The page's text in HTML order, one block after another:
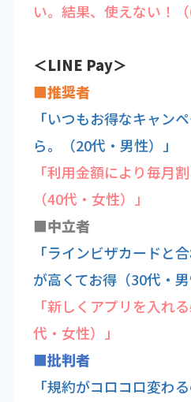
い。結果、使えない！（
＜LINE Pay＞
■推奨者
「いつもお得なキャン
ら。（20代・男性）」
「利用金額により毎月
（40代・女性）」
■中立者
「ラインビザカードと
が高くてお得（30代・男
「新しくアプリを入れ
代・女性）」
■批判者
「規約がコロコロ変わ